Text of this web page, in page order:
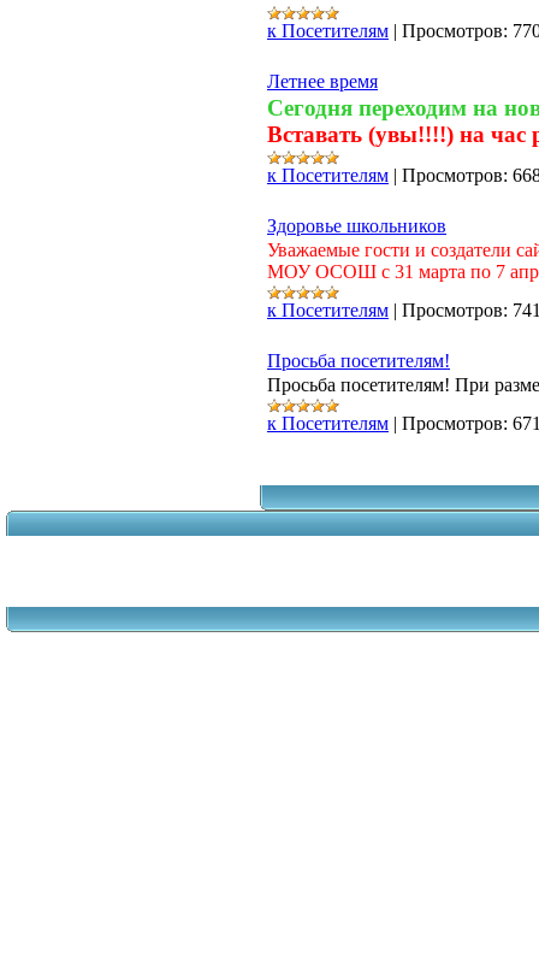
к Посетителям | Просмотров:
Летнее время
Сегодня переходим на
Вставать (увы!!!!) на час
к Посетителям | Просмотров:
Здоровье школьников
Уважаемые гости и создатели
МОУ ОСОШ с 31 марта по 7
к Посетителям | Просмотров:
Просьба посетителям!
Просьба посетителям! При
к Посетителям | Просмотров: